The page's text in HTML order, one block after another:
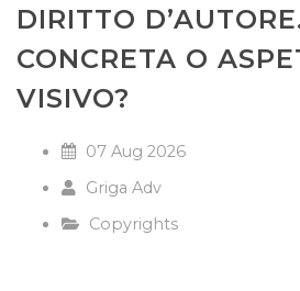
DIRITTO
CONCRETA O
VISIVO?
07 Aug 2026
Griga Adv
Copyrights